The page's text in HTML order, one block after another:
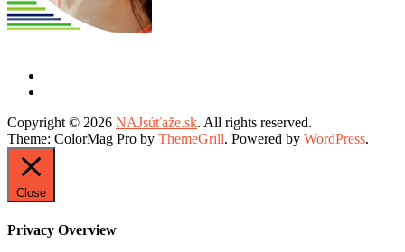
Copyright © 2026 NAJsúťaže.sk. All rights reserved.
Theme: ColorMag Pro by ThemeGrill. Powered by WordPress.
Close
Privacy Overview